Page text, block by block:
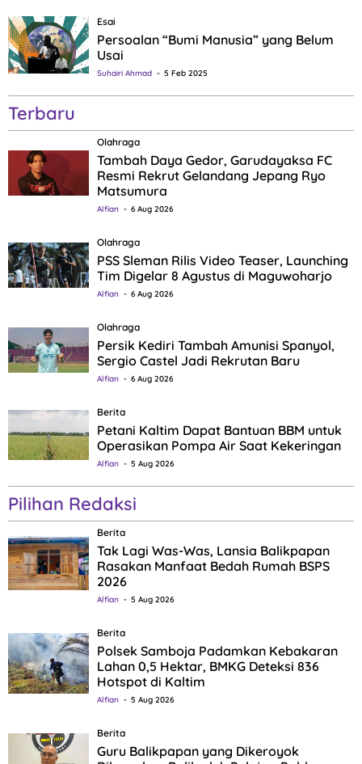
Esai
Persoalan “Bumi Manusia” yang Belum
Usai
Suhairi Ahmad 5 Feb 2025
Terbaru
Olahraga
Tambah Daya Gedor, Garudayaksa FC
Resmi Rekrut Gelandang Jepang Ryo
Matsumura
Alfian 6 Aug 2026
Olahraga
PSS Sleman Rilis Video Teaser, Launching
Tim Digelar 8 Agustus di Maguwoharjo
Alfian 6 Aug 2026
Olahraga
Persik Kediri Tambah Amunisi Spanyol,
Sergio Castel Jadi Rekrutan Baru
Alfian 6 Aug 2026
Berita
Petani Kaltim Dapat Bantuan BBM untuk
Operasikan Pompa Air Saat Kekeringan
Alfian 5 Aug 2026
Pilihan Redaksi
Berita
Tak Lagi Was-Was, Lansia Balikpapan
Rasakan Manfaat Bedah Rumah BSPS
2026
Alfian 5 Aug 2026
Berita
Polsek Samboja Padamkan Kebakaran
Lahan 0,5 Hektar, BMKG Deteksi 836
Hotspot di Kaltim
Alfian 5 Aug 2026
Berita
Guru Balikpapan yang Dikeroyok